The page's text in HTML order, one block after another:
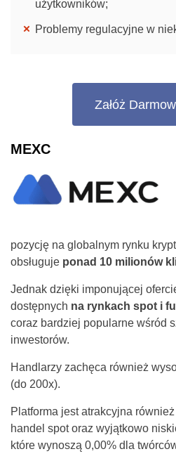
użytkowników;
Problemy regulacyjne w
Załóż
MEXC
pozycję na globalnym rynku
obsługuje ponad 10 milionów
Jednak dzięki imponującej
dostępnych na rynkach spot i
coraz bardziej popularne wśród
inwestorów.
Handlarzy zachęca również
(do 200x).
Platforma jest atrakcyjna
handel spot oraz wyjątkowo
które wynoszą 0,00% dla